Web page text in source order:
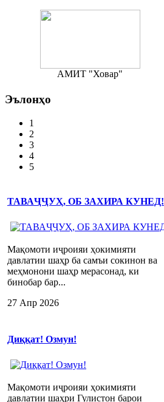
АМИТ "Ховар"
Эълонҳо
1
2
3
4
5
ТАВАҶҶУҲ, ОБ ЗАХИРА КУНЕД!
Мақомоти иҷроияи ҳокимияти
давлатии шаҳр ба самъи сокинон ва
меҳмонони шаҳр мерасонад, ки
бинобар бар...
27 Апр 2026
Диққат! Озмун!
Мақомоти иҷроияи ҳокимияти
давлатии шаҳри Гулистон барои